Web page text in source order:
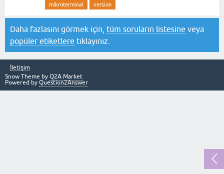
mikroterminal
version
Daha fazlasını görmek için, tüm soruların listesine veya
popüler etiketlere tıklayınız.
İletişim
Snow Theme by Q2A Market
Powered by Question2Answer